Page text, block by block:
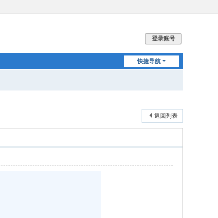
登录账号
快捷导航
返回列表